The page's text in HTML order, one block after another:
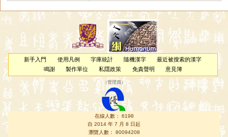
新手入門 使用凡例 字庫統計 隨機漢字
最近被搜索的漢字
鳴謝
製作單位 私隱政策 免責聲明 意見簿
（管理員 ）
在線人數： 6198
自 2014 年 7 月 8 日起
瀏覽人數： 80094208